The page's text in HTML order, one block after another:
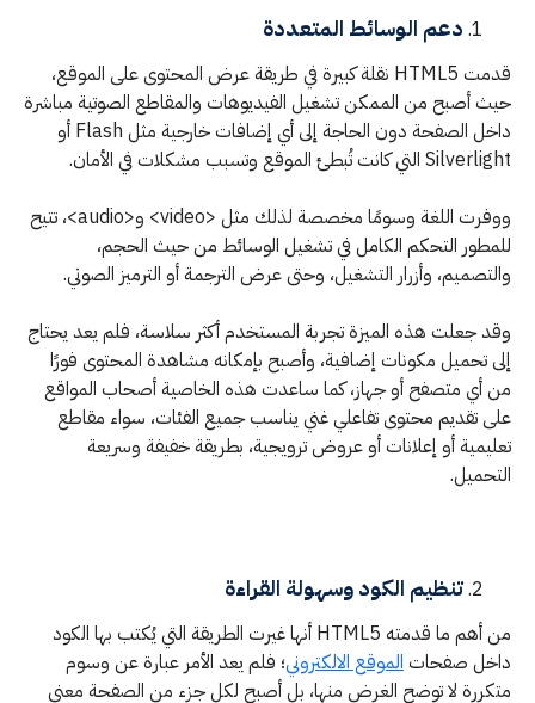
دعم الوسائط المتعددة
قدمت HTML5 نقلة كبيرة في طريقة عرض المحتوى على الموقع،
حيث أصبح من الممكن تشغيل الفيديوهات والمقاطع الصوتية مباشرة
داخل الصفحة دون الحاجة إلى أي إضافات خارجية مثل Flash أو
Silverlight التي كانت تُبطئ الموقع وتسبب مشكلات في الأمان.
ووفرت اللغة وسومًا مخصصة لذلك مثل <video> و<audio>، تتيح
للمطور التحكم الكامل في تشغيل الوسائط من حيث الحجم،
والتصميم، وأزرار التشغيل، وحتى عرض الترجمة أو الترميز الصوتي.
وقد جعلت هذه الميزة تجربة المستخدم أكثر سلاسة، فلم يعد يحتاج
إلى تحميل مكونات إضافية، وأصبح بإمكانه مشاهدة المحتوى فورًا
من أي متصفح أو جهاز، كما ساعدت هذه الخاصية أصحاب المواقع
على تقديم محتوى تفاعلي غني يناسب جميع الفئات، سواء مقاطع
تعليمية أو إعلانات أو عروض ترويجية، بطريقة خفيفة وسريعة
التحميل.
تنظيم الكود وسهولة القراءة
من أهم ما قدمته HTML5 أنها غيرت الطريقة التي يُكتب بها الكود
داخل صفحات الموقع الالكتروني؛ فلم يعد الأمر عبارة عن وسوم
متكررة لا توضح الغرض منها، بل أصبح لكل جزء من الصفحة معنى